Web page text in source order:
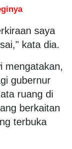
saya
kata dia.
mengatakan,
gubernur
ruang di
berkaitan
terbuka